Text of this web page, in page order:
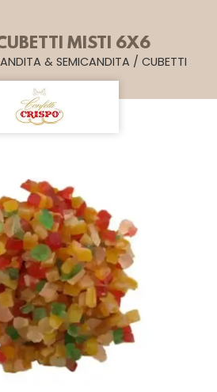
MISTI 6X6
& SEMICANDITA / CUBETTI